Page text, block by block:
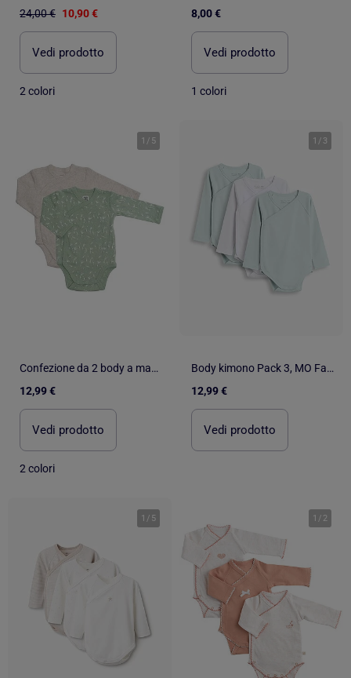
24,00 € 10,90 €
Vedi prodotto
2 colori
8,00 €
Vedi prodotto
1 colori
1 / 5
Confezione da 2 body a maniche lunghe
12,99 €
Vedi prodotto
2 colori
1 / 3
Body kimono Pack 3, MO Fashion
12,99 €
Vedi prodotto
1 / 5 1 / 2